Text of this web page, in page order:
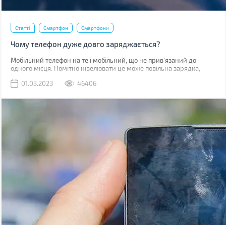
Статті Смартфон Смартфони
Чому телефон дуже довго заряджається?
Мобільний телефон на те і мобільний, що не прив'язаний до
одного місця. Помітно нівелювати це може повільна зарядка,
01.03.2023
46406